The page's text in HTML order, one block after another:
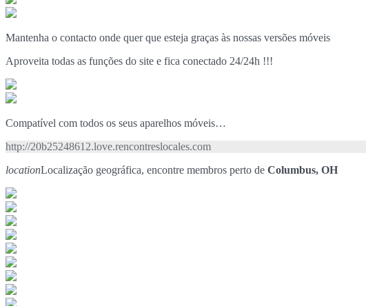
Mantenha o contacto onde quer que esteja graças às nossas versões móveis
Aproveita todas as funções do site e fica conectado 24/24h !!!
Compatível com todos os seus aparelhos móveis…
http://20b25248612.love.rencontreslocales.com
locationLocalização geográfica, encontre membros perto de Columbus, OH